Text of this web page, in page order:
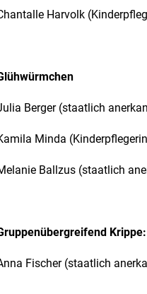
Harvolk
Berger (staatlich
Minda
Ballzus (staatlich
Krippe:
Fischer (staatlich